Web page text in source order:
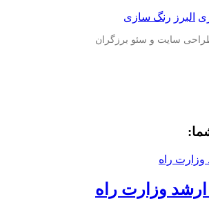
البرز رنگ سازی
ارشد وزارت راه